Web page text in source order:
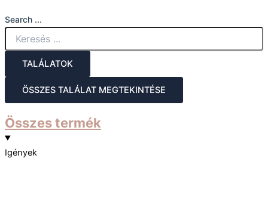
Search ...
TALÁLATOK
ÖSSZES TALÁLAT MEGTEKINTÉSE
Összes termék
Igények